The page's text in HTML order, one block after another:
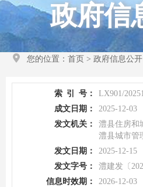
政府信
您的位置： 首页 > 政府信息公开
索 引 号：
LX901/
成文日期：
2025-12-03
发文机关：
澧县住房和
澧县城市管
发文日期：
2025-12-15
发文字号：
澧建发〔
信息时效期：
2026-12-03